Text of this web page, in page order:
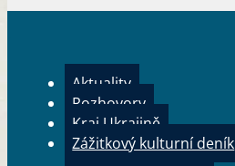
Aktuality
Rozhovory
Kraj Ukrajině
Zážitkový kulturní deník